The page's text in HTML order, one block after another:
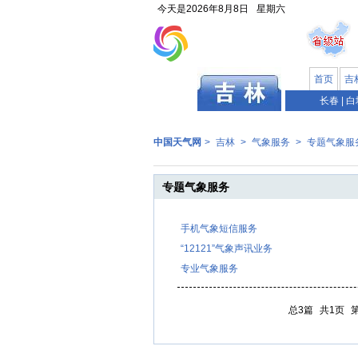
今天是2026年8月8日 星期六
首页 吉
长春
白
中国天气网 > 吉林 > 气象服务 > 专题气象服
专题气象服务
手机气象短信服务
“12121”气象声讯业务
专业气象服务
总3篇 共1页